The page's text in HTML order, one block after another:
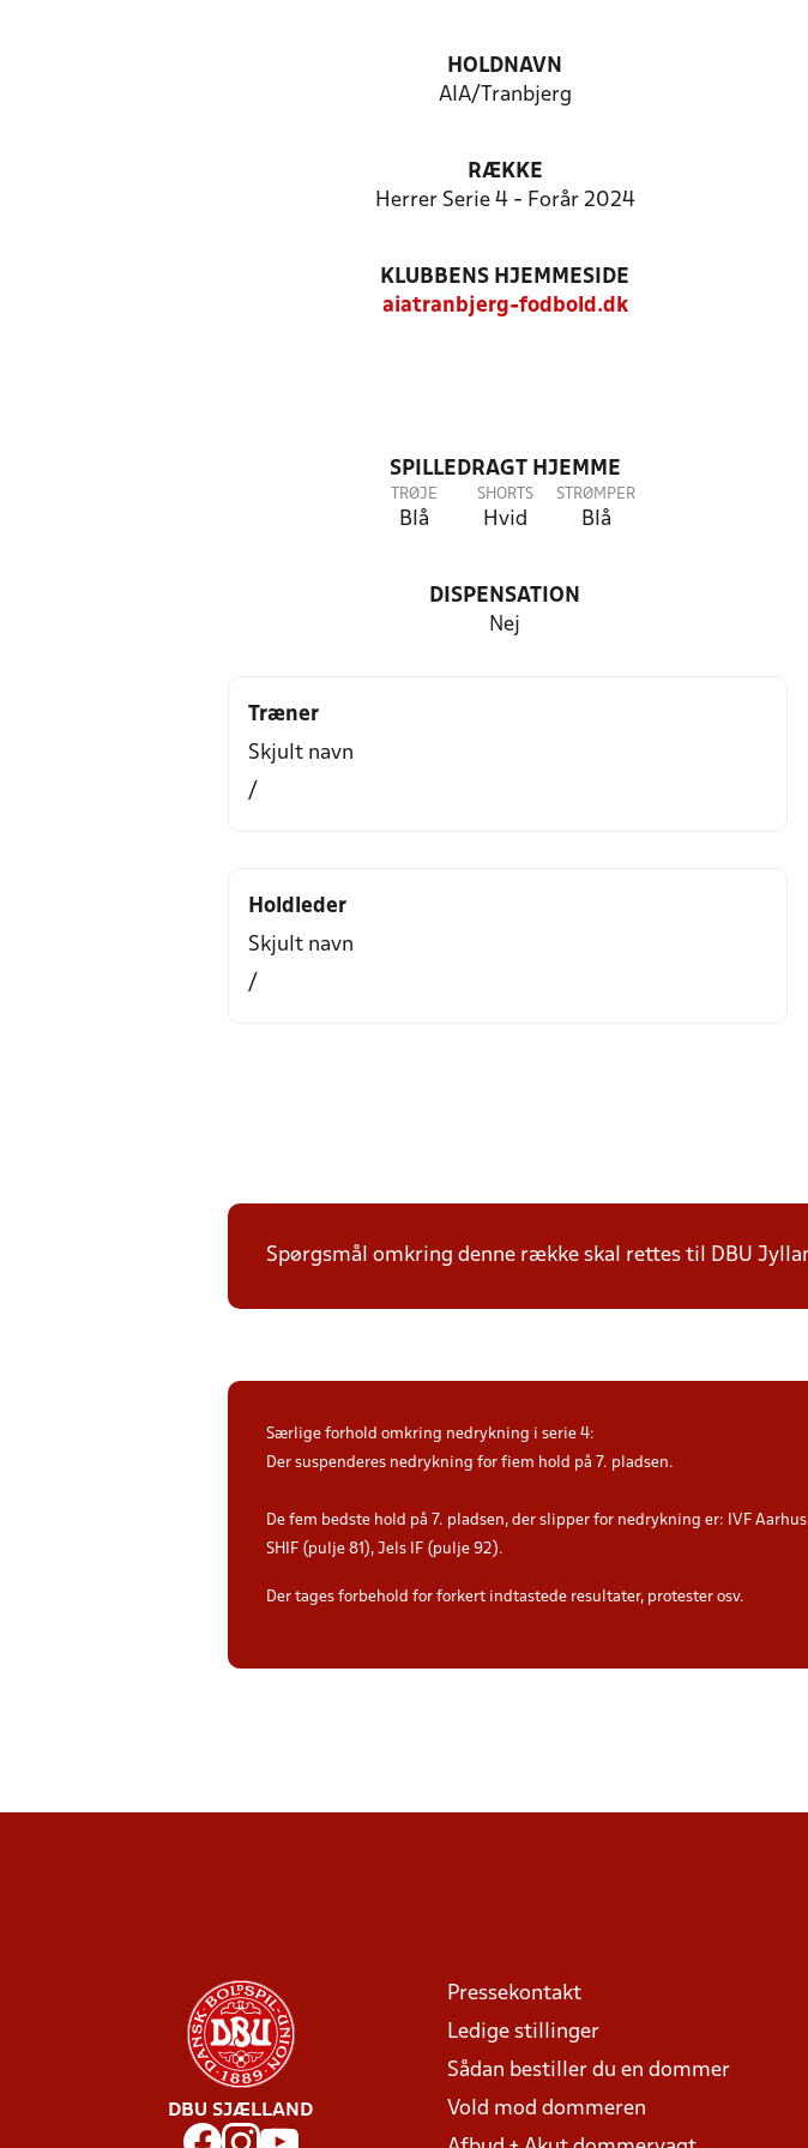
HOLDNAVN
AIA/Tranbjerg
RÆKKE
Herrer Serie 4 - Forår 2024
KLUBBENS HJEMMESIDE
aiatranbjerg-fodbold.dk
SPILLEDRAGT HJEMME
TRØJE
Blå
SHORTS
Hvid
STRØMPER
Blå
DISPENSATION
Nej
Træner
Skjult navn
/
Holdleder
Skjult navn
/
Spørgsmål omkring denne række skal rettes til DBU
Særlige forhold omkring nedrykning i serie 4:
Der suspenderes nedrykning for fiem hold på 7. pladsen.
De fem bedste hold på 7. pladsen, der slipper for nedrykning er: IVF
SHIF (pulje 81), Jels IF (pulje 92).
Der tages forbehold for forkert indtastede resultater, protester osv.
DBU SJÆLLAND
Pressekontakt
Ledige stillinger
Sådan bestiller du en dommer
Vold mod dommeren